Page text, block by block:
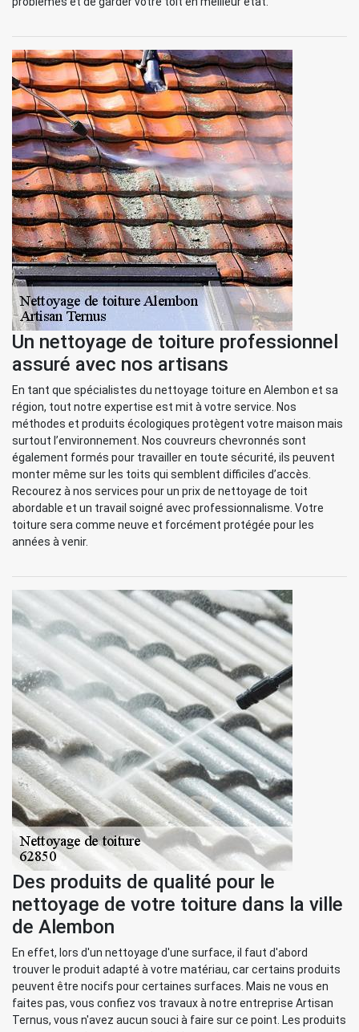
Un nettoyage de toiture professionnel
assuré avec nos artisans
En tant que spécialistes du nettoyage toiture en Alembon et sa
région, tout notre expertise est mit à votre service. Nos
méthodes et produits écologiques protègent votre maison mais
surtout l’environnement. Nos couvreurs chevronnés sont
également formés pour travailler en toute sécurité, ils peuvent
monter même sur les toits qui semblent difficiles d’accès.
Recourez à nos services pour un prix de nettoyage de toit
abordable et un travail soigné avec professionnalisme. Votre
toiture sera comme neuve et forcément protégée pour les
années à venir.
Des produits de qualité pour le
nettoyage de votre toiture dans la ville
de Alembon
En effet, lors d'un nettoyage d'une surface, il faut d'abord
trouver le produit adapté à votre matériau, car certains produits
peuvent être nocifs pour certaines surfaces. Mais ne vous en
faites pas, vous confiez vos travaux à notre entreprise Artisan
Ternus, vous n'avez aucun souci à faire sur ce point. Les produits